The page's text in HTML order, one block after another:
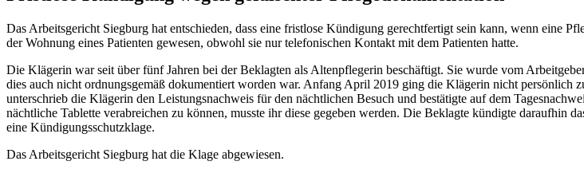
Das Arbeitsgericht Siegburg hat entschieden, dass eine fristlose Kündigung gerechtfertigt sein kann, wenn eine
der Wohnung eines Patienten gewesen, obwohl sie nur telefonischen Kontakt mit dem Patienten hatte.
Die Klägerin war seit über fünf Jahren bei der Beklagten als Altenpflegerin beschäftigt. Sie wurde vom
dies auch nicht ordnungsgemäß dokumentiert worden war. Anfang April 2019 ging die Klägerin nicht persönlich
unterschrieb die Klägerin den Leistungsnachweis für den nächtlichen Besuch und bestätigte auf dem
nächtliche Tablette verabreichen zu können, musste ihr diese gegeben werden. Die Beklagte kündigte
eine Kündigungsschutzklage.
Das Arbeitsgericht Siegburg hat die Klage abgewiesen.